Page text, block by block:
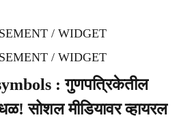
/ WIDGET
/ WIDGET
: गुणपत्रिकेतील
सोशल मीडियावर व्हायरल